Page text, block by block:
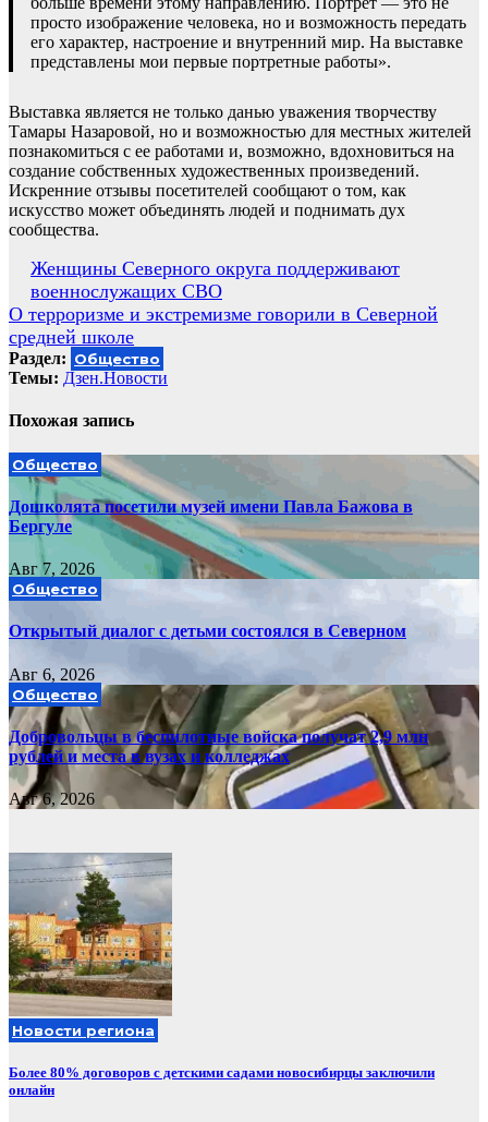
просто изображение человека, но и возможность передать
его характер, настроение и внутренний мир. На выставке
представлены мои первые портретные работы».
Выставка является не только данью уважения творчеству
Тамары Назаровой, но и возможностью для местных жителей
познакомиться с ее работами и, возможно, вдохновиться на
создание собственных художественных произведений.
Искренние отзывы посетителей сообщают о том, как
искусство может объединять людей и поднимать дух
сообщества.
Навигация
по
записям
Женщины Северного округа поддерживают
военнослужащих СВО
О терроризме и экстремизме говорили в Северной
средней школе
Раздел: Общество
Темы: Дзен.Новости
Похожая запись
Общество
Дошколята посетили музей имени Павла Бажова в
Бергуле
Авг 7, 2026
Общество
Открытый диалог с детьми состоялся в Северном
Авг 6, 2026
Общество
Добровольцы в беспилотные войска получат 2,9 млн
рублей и места в вузах и колледжах
Авг 6, 2026
Новости региона
Более 80% договоров с детскими садами новосибирцы заключили
онлайн